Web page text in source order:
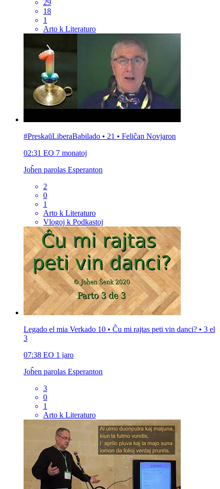
29
18
1
Arto k Literaturo
#PreskaŭLiberaBabilado • 21 • Feliĉan Novjaron
02:31 EO 7 monatoj
Joĥen parolas Esperanton
2
0
1
Arto k Literaturo
Vlogoj k Podkastoj
Legado el mia Verkado 10 • Ĉu mi rajtas peti vin danci? • 3 el
3
07:38 EO 1 jaro
Joĥen parolas Esperanton
3
0
1
Arto k Literaturo